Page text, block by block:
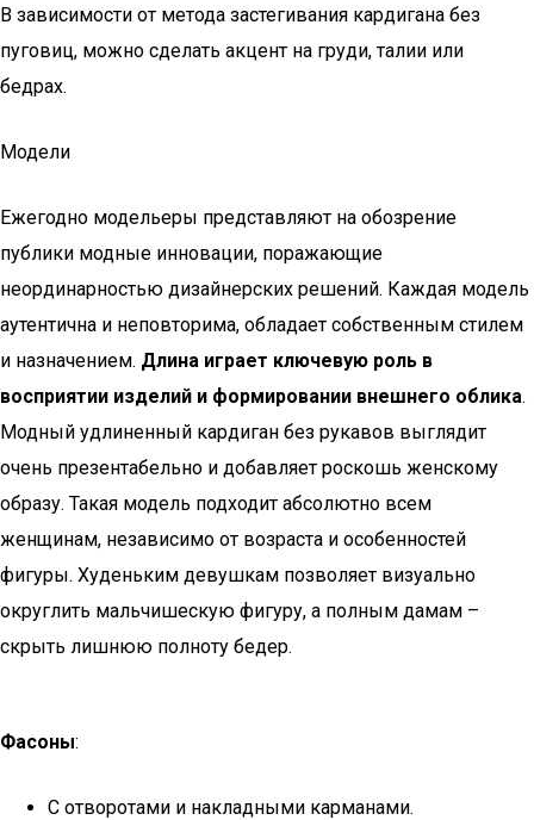
В зависимости от метода застегивания кардигана без
пуговиц, можно сделать акцент на груди, талии или
бедрах.
Модели
Ежегодно модельеры представляют на обозрение
публики модные инновации, поражающие
неординарностью дизайнерских решений. Каждая модель
аутентична и неповторима, обладает собственным стилем
и назначением. Длина играет ключевую роль в
восприятии изделий и формировании внешнего облика.
Модный удлиненный кардиган без рукавов выглядит
очень презентабельно и добавляет роскошь женскому
образу. Такая модель подходит абсолютно всем
женщинам, независимо от возраста и особенностей
фигуры. Худеньким девушкам позволяет визуально
округлить мальчишескую фигуру, а полным дамам –
скрыть лишнюю полноту бедер.
Фасоны:
С отворотами и накладными карманами.